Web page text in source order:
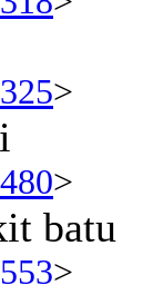
>
>
batu
>